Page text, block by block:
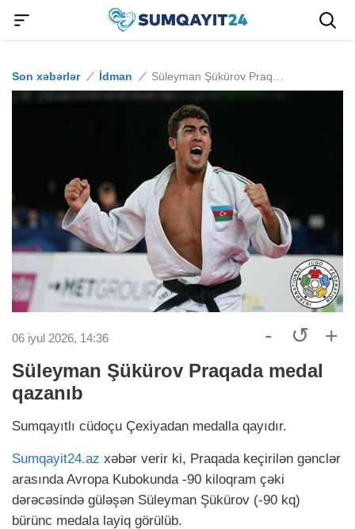
Son xəbərlər İdman
06 iyul 2026, 14:36 - ↺ +
Süleyman Şükürov Praqada medal
qazanıb
Sumqayıtlı cüdoçu Çexiyadan medalla qayıdır.
Sumqayit24.az xəbər verir ki, Praqada keçirilən gənclər
arasında Avropa Kubokunda -90 kiloqram çəki
dərəcəsində güləşən Süleyman Şükürov (-90 kq)
bürünc medala layiq görülüb.